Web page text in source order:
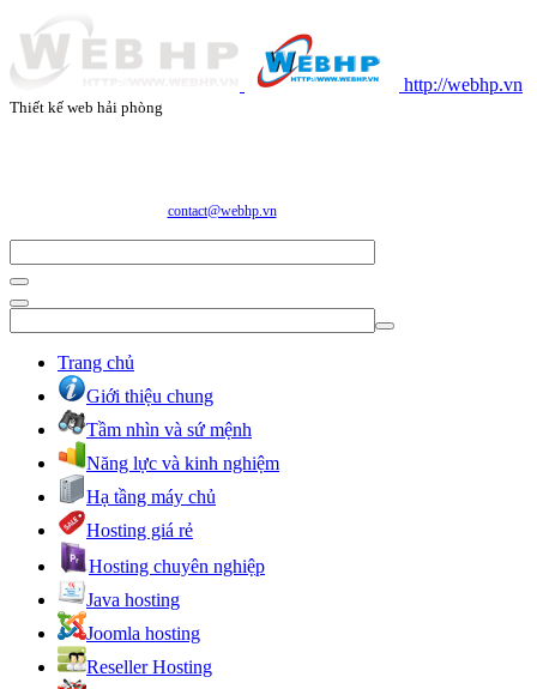
http://webhp.vn
Thiết kế web hải phòng
contact@webhp.vn| Hotline: 0989.921.083
Trang chủ
Giới thiệu chung
Tầm nhìn và sứ mệnh
Năng lực và kinh nghiệm
Hạ tầng máy chủ
Hosting giá rẻ
Hosting chuyên nghiệp
Java hosting
Joomla hosting
Reseller Hosting